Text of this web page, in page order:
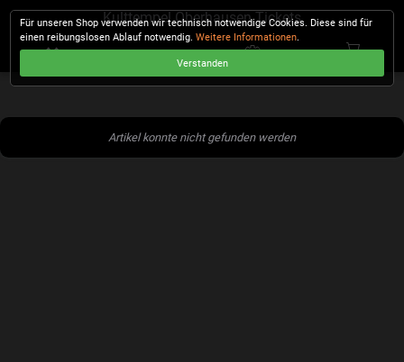
Kulttempel Oberhausen Tickets
Artikel konnte nicht gefunden werden
Für unseren Shop verwenden wir technisch notwendige Cookies. Diese sind für
einen reibungslosen Ablauf notwendig.Weitere Informationen.
Verstanden